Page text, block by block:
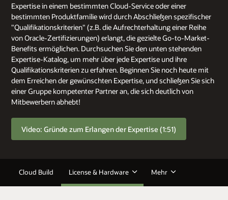
Expertise in einem bestimmten Cloud-Service oder einer
bestimmten Produktfamilie wird durch Abschließen spezifischer
"Qualifikationskriterien" (z.B. die Aufrechterhaltung einer Reihe
von Oracle-Zertifizierungen) erlangt, die gezielte Go-to-Market-
Benefits ermöglichen. Durchsuchen Sie den unten stehenden
Expertise-Katalog, um mehr über jede Expertise und ihre
Qualifikationskriterien zu erfahren. Beginnen Sie noch heute mit
dem Erreichen der gewünschten Expertise, und schließen Sie sich
einer Gruppe kompetenter Partner an, die sich deutlich von
Mitbewerbern abhebt!
Video: Gründe zum Erlangen der Expertise (1:51)
Cloud Build License & Hardware Mehr